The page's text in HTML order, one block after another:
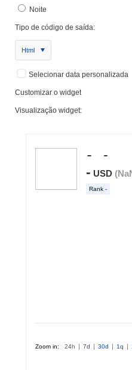
Noite
Tipo de código de saída:
Html
Selecionar data personalizada
Customizar o widget
Visualização widget: